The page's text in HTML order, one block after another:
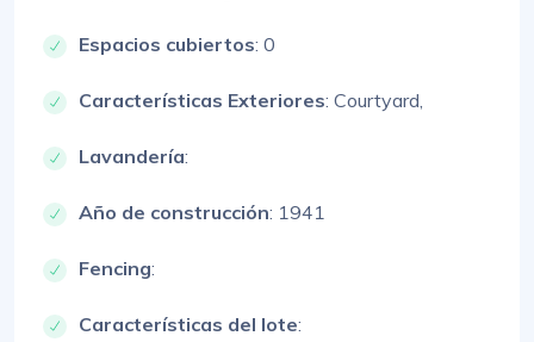
Espacios cubiertos: 0
Características Exteriores: Courtyard,
Lavandería:
Año de construcción: 1941
Fencing:
Características del lote: